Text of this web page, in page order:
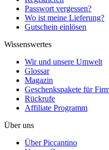
Passwort vergessen?
Wo ist meine Lieferung?
Gutschein einlösen
Wissenswertes
Wir und unsere Umwelt
Glossar
Magazin
Geschenkspakete für
Rückrufe
Affiliate Programm
Über uns
Über Piccantino